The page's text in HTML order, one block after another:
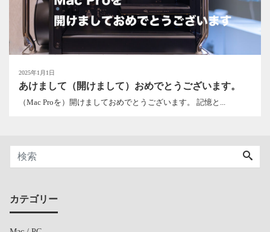
2025年1月1日
あけまして（開けまして）おめでとうございます。
（Mac Proを）開けましておめでとうございます。 記憶と...
カテゴリー